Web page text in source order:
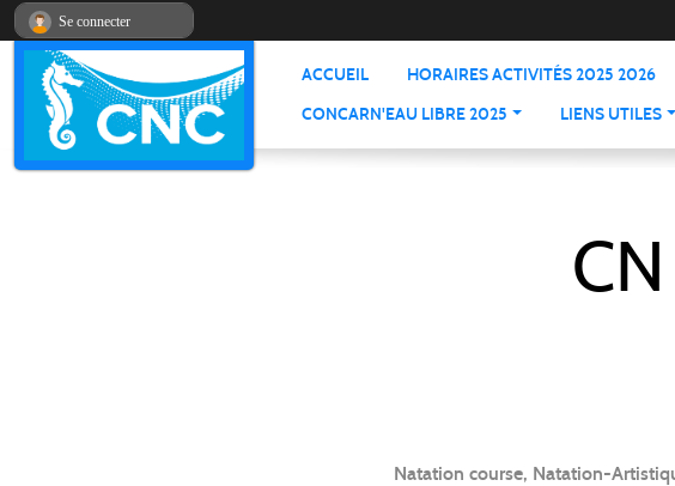
ACCUEIL HORAIRES ACTIVITÉS 2025 2026
CONCARN'EAU LIBRE 2025
LIENS UTILES
Natation course, Natation-
Se connecter
Panneau de gestion des cookies